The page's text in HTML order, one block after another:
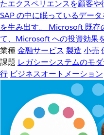
たエクスペリエンスを顧客
SAP の中に眠っているデー
を生み出す。
Microsoft 既存
て、Microsoft への投資効果
業種金融サービス 製造 小売
課題 レガシーシステムのモ
行 ビジネスオートメーション